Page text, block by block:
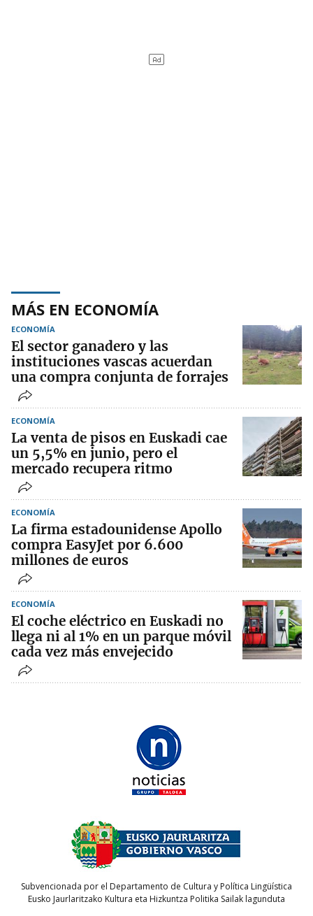
MÁS EN ECONOMÍA
ECONOMÍA
El sector ganadero y las
instituciones vascas acuerdan
una compra conjunta de forrajes
ECONOMÍA
La venta de pisos en Euskadi cae
un 5,5% en junio, pero el
mercado recupera ritmo
ECONOMÍA
La firma estadounidense Apollo
compra EasyJet por 6.600
millones de euros
ECONOMÍA
El coche eléctrico en Euskadi no
llega ni al 1% en un parque móvil
cada vez más envejecido
Subvencionada por el Departamento de Cultura y Política Lingüística
Eusko Jaurlaritzako Kultura eta Hizkuntza Politika Sailak lagunduta